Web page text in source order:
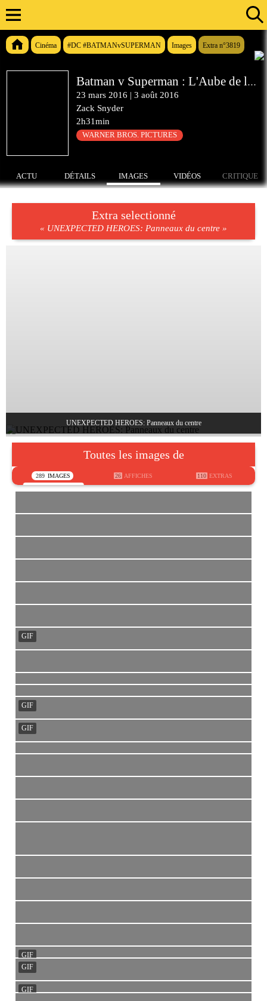
Cinéma #DC #BATMANvSUPERMAN Images Extra n°3819
Batman v Superman : L'Aube de la Justice
23 mars 2016 | 3 août 2016
Zack Snyder
2h31min
WARNER BROS. PICTURES
ACTU DÉTAILS IMAGES VIDÉOS CRITIQUE
Extra selectionné
« UNEXPECTED HEROES: Panneaux du centre »
UNEXPECTED HEROES: Panneaux du centre
Toutes les images de
289 IMAGES 26 AFFICHES 110 EXTRAS